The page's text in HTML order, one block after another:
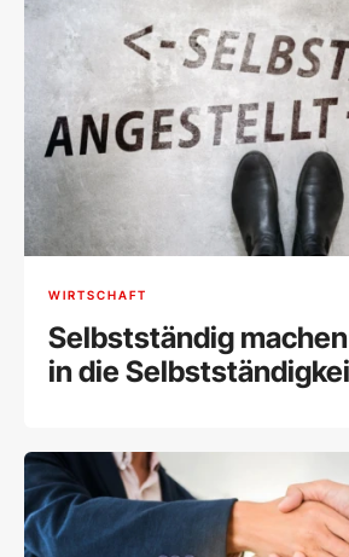
WIRTSCHAFT
Selbstständig
in die